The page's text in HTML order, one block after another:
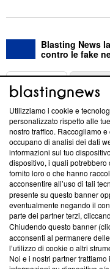
Blasting News
contro le fake
ABOUT
Questa sezione offre
News, sui nostri
creare news di qualità.
‘Trust Project - News
ancora membro del
parte; Trust Project
conformità agli
Su di noi
Team editoriale
Corporate
Utilizziamo i cookie e
personalizzato rispetto alle
nostro traffico. Raccogliamo
occupano di analisi dei dati
informazioni sul tuo
dispositivo, i quali
fornito loro o che hanno
acconsentire all’uso di tali
presente su questo banner
eventualmente negando il
parte dei partner terzi,
Chiudendo questo banner
acconsenti al permanere
l’utilizzo di cookie o altri
Noi e i nostri partner